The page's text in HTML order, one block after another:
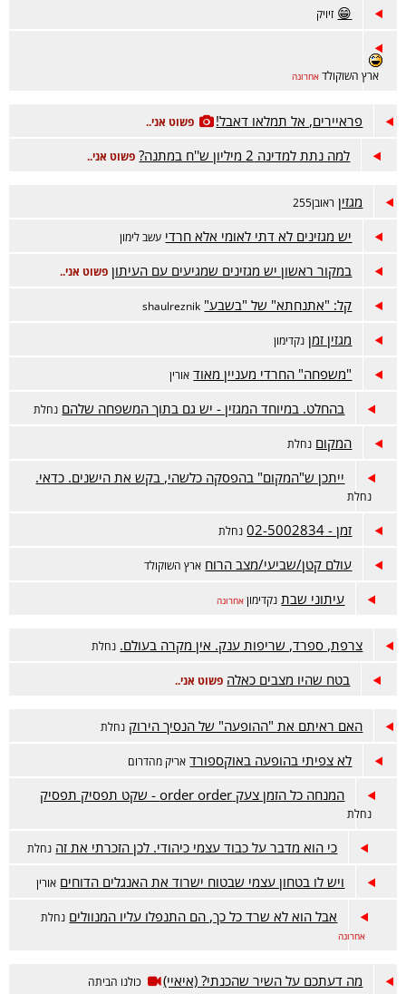
😁 זיויק
ארץ השוקולד אחרונה
פראיירים, אל תמלאו דאבל! פשוט אני..
למה נתת למדינה 2 מיליון ש''ח במתנה? פשוט אני..
מגזין ראובן255
יש מגזינים לא דתי לאומי אלא חרדי עשב לימון
במקור ראשון יש מגזינים שמגיעים עם העיתון פשוט אני..
קל: "אתנחתא" של "בשבע" shaulreznik
מגזין זמן נקדימון
"משפחה" החרדי מעניין מאוד אורין
בהחלט. במיוחד המגזין - יש גם בתוך המשפחה שלהם נחלת
המקום נחלת
ייתכן ש"המקום" בהפסקה כלשהי, בקש את הישנים. כדאי.
נחלת
זמן - 02-5002834 נחלת
עולם קטן/שביעי/מצב הרוח ארץ השוקולד
עיתוני שבת נקדימון אחרונה
צרפת, ספרד, שריפות ענק. אין מקרה בעולם. נחלת
בטח שהיו מצבים כאלה פשוט אני..
האם ראיתם את "ההופעה" של הנסיך הירוק נחלת
לא צפיתי בהופעה באוקספורד אריק מהדרום
המנחה כל הזמן צעק order order - שקט תפסיק תפסיק
נחלת
כי הוא מדבר על כבוד עצמי כיהודי. לכן הזכרתי את זה נחלת
ויש לו בטחון עצמי שבטוח ישרוד את האנגלים הדוחים אורין
אבל הוא לא שרד כל כך, הם התנפלו עליו המנוולים נחלת
אחרונה
מה דעתכם על השיר שהכנתי? (איאיי) כולנו הביתה